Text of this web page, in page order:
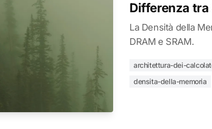
Differenza tra
La Densità della
DRAM e SRAM.
architettura-dei-
densita-della-memoria